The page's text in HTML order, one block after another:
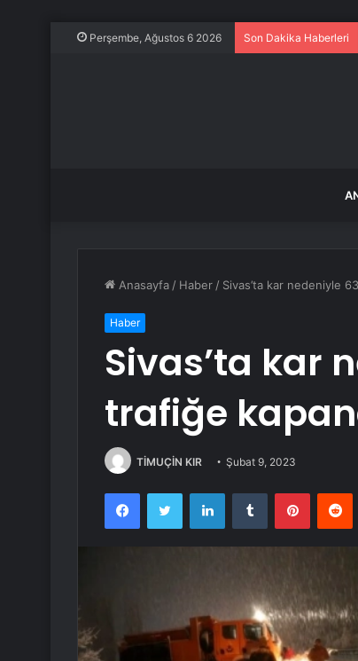
Perşembe, Ağustos 6 2026 Son Dakika Haberleri
Anasayfa / Haber / Sivas’ta kar nedeniyle
Haber
Sivas’ta kar
trafiğe
TİMUÇİN KIR Şubat 9, 2023
FacebookTwitter LinkedInTumblr Pinterest